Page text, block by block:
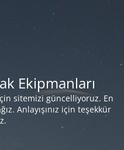
Ekipmanları
sitemizi güncelliyoruz. En
Anlayışınız için teşekkür